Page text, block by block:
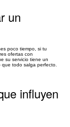
un
poco tiempo, si tu
ofertas con
su servicio tiene un
todo salga perfecto.
influyen